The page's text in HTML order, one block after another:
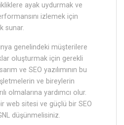
ayak uydurmak ve
izlemek için
sunar.
genelindeki müşterilere
oluşturmak için gerekli
ve SEO yazılımının bu
ve bireylerin
olmalarına yardımcı olur.
web sitesi ve güçlü bir SEO
düşünmelisiniz.